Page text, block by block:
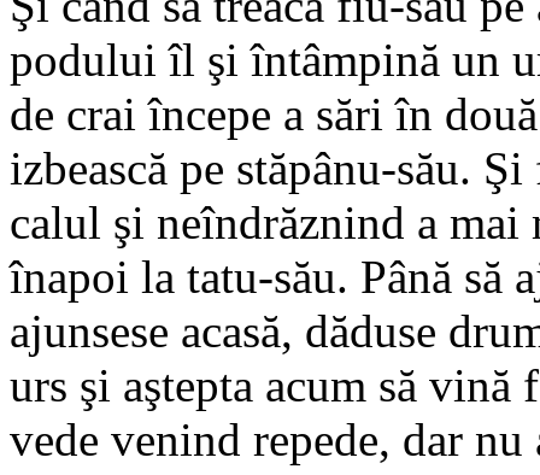
podului îl şi întâmpină un
de crai începe a sări în
izbească pe stăpânu-său.
calul şi neîndrăznind a mai
înapoi la tatu-său. Până să
ajunsese acasă, dăduse
urs şi aştepta acum să
vede venind repede, dar nu